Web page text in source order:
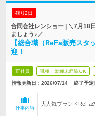
残り2日
合同会社レンショー | ＼7月18
ましょう♪／
【総合職（ReFa販売スタ
迎！
正社員 職種・業種未経験OK
情報更新日：2026/07/14 終了予定
仕事内容
大人気ブランドReFa